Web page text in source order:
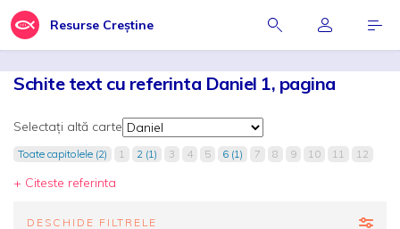
Resurse Creștine
Schite text cu referinta Daniel 1, pagina
Selectați altă carte
Toate capitolele (2) 1 2 (1) 3 4 5 6 (1) 7 8 9 10 11 12
+ Citeste referinta
DESCHIDE FILTRELE